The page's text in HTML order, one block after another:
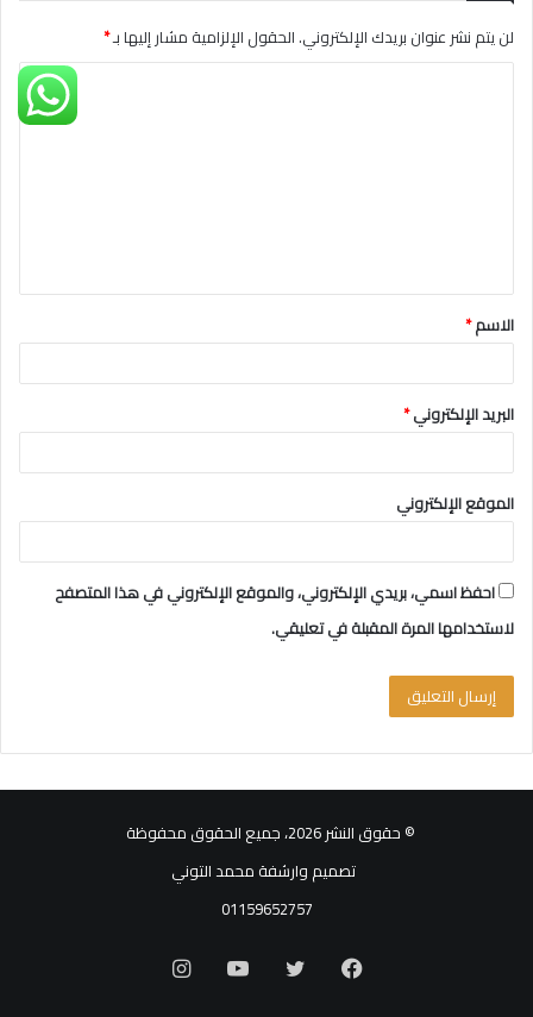
لن يتم نشر عنوان بريدك الإلكتروني.الحقول الإلزامية مشار إليها بـ*
ق
*
الاسم*
البريد الإلكتروني*
الموقع الإلكتروني
احفظ اسمي، بريدي الإلكتروني، والموقع الإلكتروني في هذا المتصفح
لاستخدامها المرة المقبلة في تعليقي.
© حقوق النشر 2026، جميع الحقوق محفوظة
تصميم وارشفة محمد التوني
01159652757
فيسبوك يوتيوبانستقرام